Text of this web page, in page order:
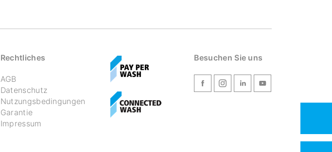
Rechtliches
AGB
Datenschutz
Nutzungsbedingungen
Garantie
Impressum
Besuchen Sie uns